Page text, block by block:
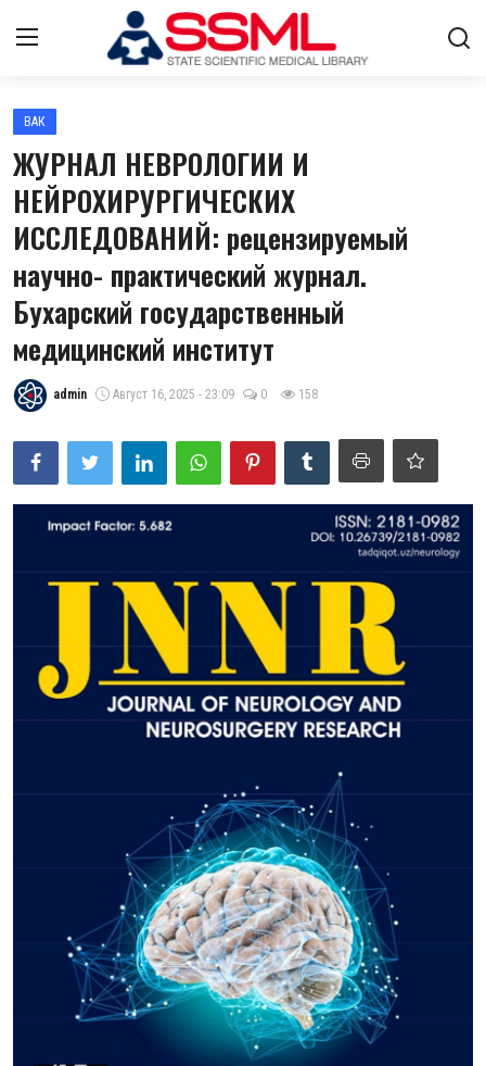
Авторизоваться
Главная
Архив журналов Узбекистана
О нас
Контакты
Лента
Стратегический план развития
Цифровые коллекции
ГНМБ
Периодические издания
Медики Узбекистана
Фотогалерея
Проблемы Арала
Антикоррупция
ВАК
ЖУРНАЛ НЕВРОЛОГИИ И
НЕЙРОХИРУРГИЧЕСКИХ
ИССЛЕДОВАНИЙ: рецензируемый
научно- практический журнал.
Бухарский государственный
медицинский институт
admin Август 16, 2025 - 23:09 0 158